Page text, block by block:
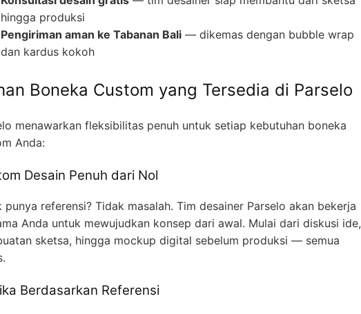
hingga produksi
Pengiriman aman ke Tabanan Bali — dikemas dengan bubble wrap
dan kardus kokoh
Boneka Custom yang Tersedia di Parselo
menawarkan fleksibilitas penuh untuk setiap kebutuhan boneka
Anda:
Desain Penuh dari Nol
punya referensi? Tidak masalah. Tim desainer Parselo akan bekerja
Anda untuk mewujudkan konsep dari awal. Mulai dari diskusi ide,
sketsa, hingga mockup digital sebelum produksi — semua
Berdasarkan Referensi